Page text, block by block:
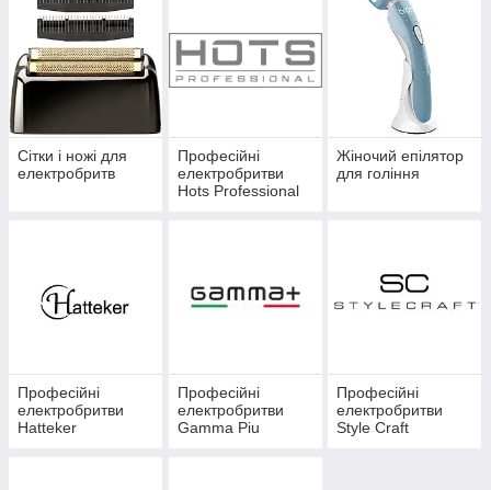
Сітки і ножі для
електробритв
Професійні
електробритви
Hots Professional
Жіночий епілятор
для гоління
Професійні
електробритви
Hatteker
Професійні
електробритви
Gamma Piu
Професійні
електробритви
Style Craft